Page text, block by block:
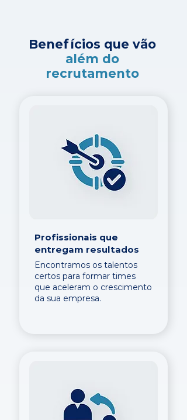
Benefícios que vão
além do
recrutamento
Profissionais que
entregam resultados
Encontramos os talentos
certos para formar times
que aceleram o crescimento
da sua empresa.